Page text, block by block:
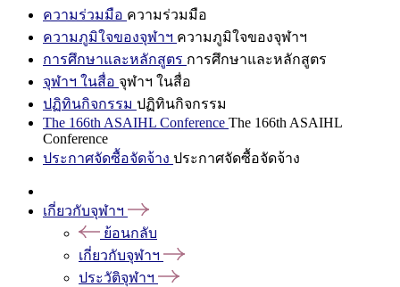
ความร่วมมือ ความร่วมมือ
ความภูมิใจของจุฬาฯ ความภูมิใจของจุฬาฯ
การศึกษาและหลักสูตร การศึกษาและหลักสูตร
จุฬาฯ ในสื่อ จุฬาฯ ในสื่อ
ปฏิทินกิจกรรม ปฏิทินกิจกรรม
The 166th ASAIHL Conference The 166th ASAIHL
Conference
ประกาศจัดซื้อจัดจ้าง ประกาศจัดซื้อจัดจ้าง
เกี่ยวกับจุฬาฯ
ย้อนกลับ
เกี่ยวกับจุฬาฯ
ประวัติจุฬาฯ